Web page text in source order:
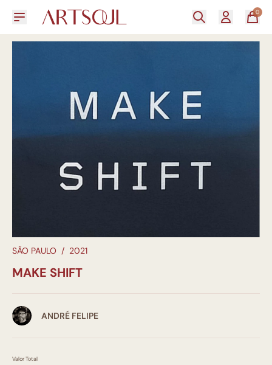
0
SÃO PAULO / 2021
MAKE SHIFT
ANDRÉ FELIPE
Valor Total